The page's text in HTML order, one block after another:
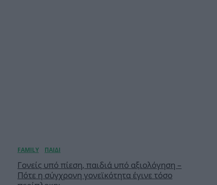
Γονείς υπό πίεση, παιδιά υπό αξιολόγηση –
Πότε η σύγχρονη γονεϊκότητα έγινε τόσο